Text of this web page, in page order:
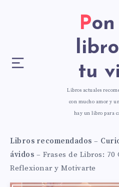
Pon un
tu
Libros actuales
con mucho amor y
hay un libro para
Libros recomendados –
ávidos – Frases de Libros:
Reflexionar y Motivarte